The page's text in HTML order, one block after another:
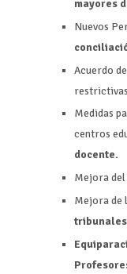
mayores
Nuevos
Acuerdo de
Medidas
centros
docente.
Mejora del
Mejora de